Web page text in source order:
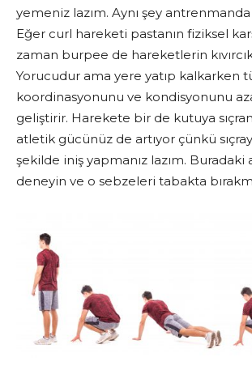
yemeniz lazım. Aynı şey
Eğer curl hareketi pastanın fiziksel
zaman burpee de hareketlerin kıvırcık
Yorucudur ama yere yatıp kalkarken
koordinasyonunu ve kondisyonunu
geliştirir. Harekete bir de kutuya
atletik gücünüz de artıyor çünkü
şekilde iniş yapmanız lazım. Buradaki
deneyin ve o sebzeleri tabakta